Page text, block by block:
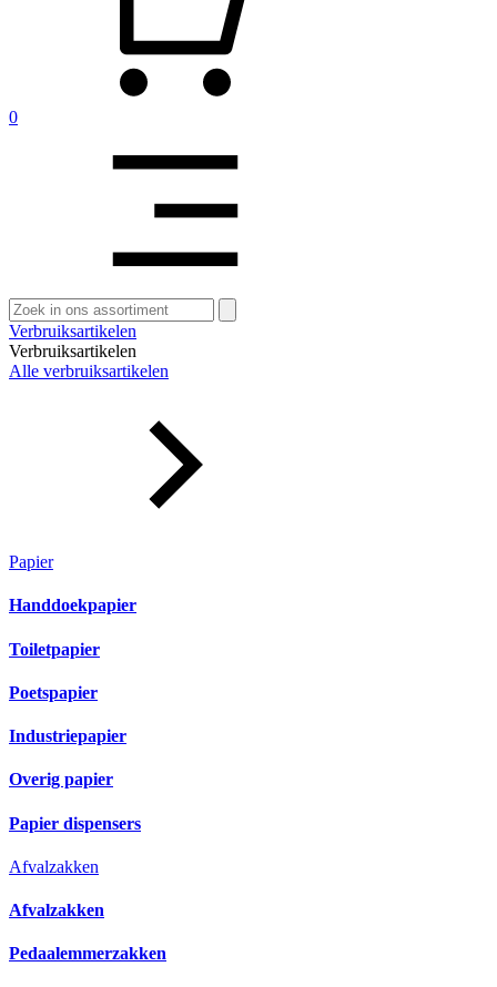
0
Zoeken
naar:
Verbruiksartikelen
Verbruiksartikelen
Alle verbruiksartikelen
Papier
Handdoekpapier
Toiletpapier
Poetspapier
Industriepapier
Overig papier
Papier dispensers
Afvalzakken
Afvalzakken
Pedaalemmerzakken